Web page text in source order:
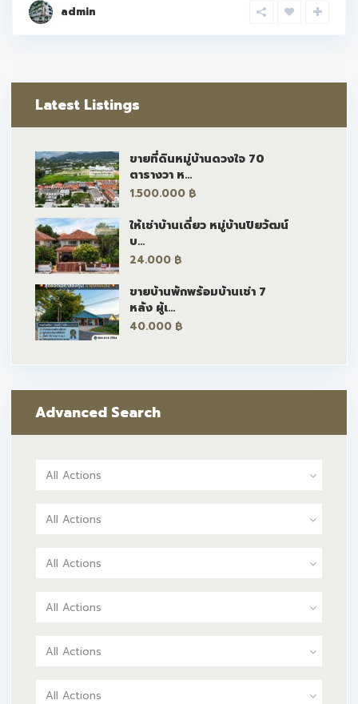
admin
Latest Listings
ขายที่ดินหมู่บ้านดวงใจ 70
ตารางวา ห...
1.500.000 ฿
ให้เช่าบ้านเดี่ยว หมู่บ้านปิยวัฒน์
บ...
24.000 ฿
ขายบ้านพักพร้อมบ้านเช่า 7
หลัง ผู้เ...
40.000 ฿
Advanced Search
All Actions
All Actions
All Actions
All Actions
All Actions
All Actions